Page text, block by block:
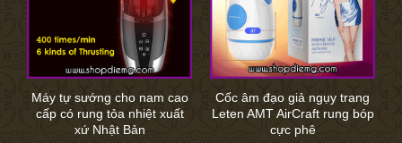
Máy tự sướng cho nam cao
cấp có rung tỏa nhiệt xuất
xứ Nhật Bản
Cốc âm đạo giả ngụy trang
Leten AMT AirCraft rung bóp
cực phê